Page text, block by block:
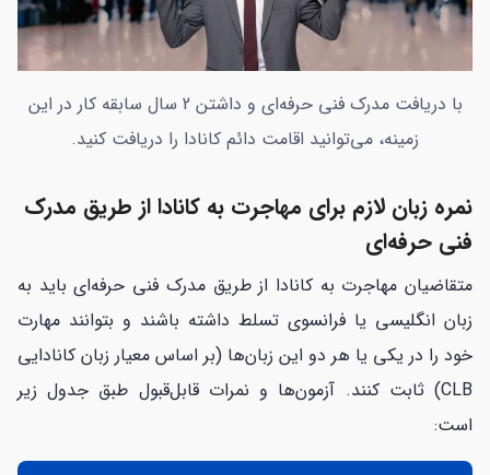
با دریافت مدرک فنی حرفه‌ای و داشتن 2 سال سابقه کار در این
زمینه، می‌توانید اقامت دائم کانادا را دریافت کنید.
نمره زبان لازم برای مهاجرت به کانادا از طریق مدرک
فنی‌ حرفه‌ای
متقاضیان مهاجرت به کانادا از طریق مدرک ‌فنی‌ حرفه‌ای باید به
زبان انگلیسی یا فرانسوی تسلط داشته باشند و بتوانند مهارت
خود را در یکی یا هر دو این زبان‌ها (بر اساس معیار زبان کانادایی
CLB) ثابت کنند. آزمون‌ها و نمرات قابل‌قبول طبق جدول زیر
است: